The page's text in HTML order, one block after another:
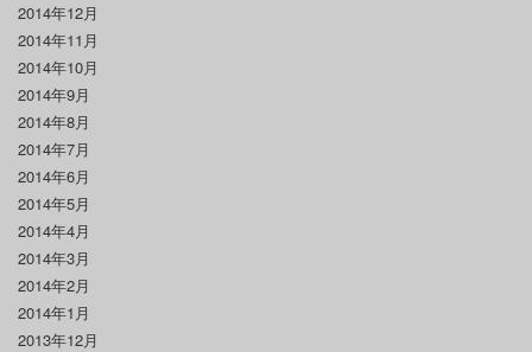
2014年12月
2014年11月
2014年10月
2014年9月
2014年8月
2014年7月
2014年6月
2014年5月
2014年4月
2014年3月
2014年2月
2014年1月
2013年12月